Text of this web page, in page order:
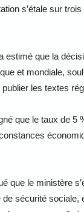
s’étale sur
estimé que la
et mondiale,
publier les textes
que le taux de 5
que le ministère
sécurité sociale,